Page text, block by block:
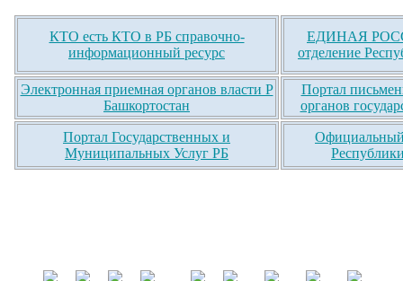
КТО есть КТО в РБ справочно-
информационный ресурс
ЕДИНАЯ
отделение
Электронная приемная органов власти Р
Башкортостан
Портал
органов
Портал Государственных и
Муниципальных Услуг РБ
Официальный